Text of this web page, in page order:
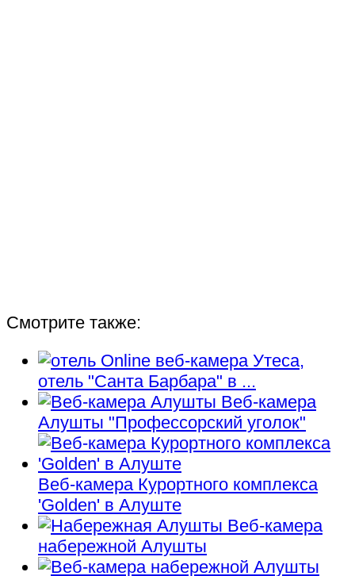
Смотрите также:
Online веб-камера Утеса,
отель "Санта Барбара" в ...
Веб-камера
Алушты "Профессорский уголок"
Веб-камера Курортного комплекса
'Golden' в Алуште
Веб-камера
набережной Алушты